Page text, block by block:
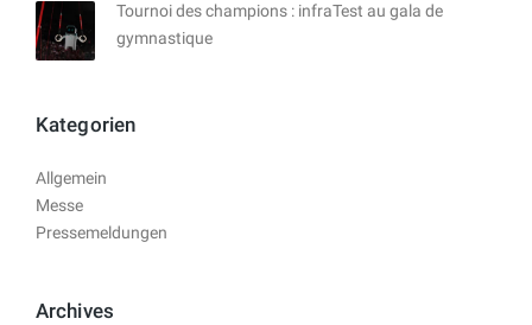
Tournoi des champions : infraTest au gala de
gymnastique
Kategorien
Allgemein
Messe
Pressemeldungen
Archives